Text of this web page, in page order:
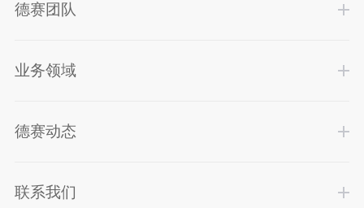
德赛团队
业务领域
德赛动态
联系我们